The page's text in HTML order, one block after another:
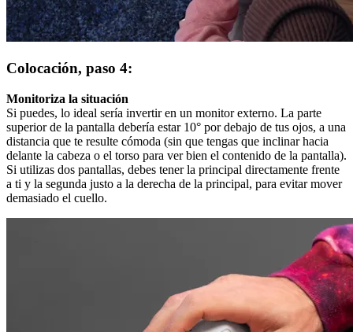
Colocación, paso 4:
Monitoriza la situación
Si puedes, lo ideal sería invertir en un monitor externo. La parte
superior de la pantalla debería estar 10° por debajo de tus ojos, a una
distancia que te resulte cómoda (sin que tengas que inclinar hacia
delante la cabeza o el torso para ver bien el contenido de la pantalla).
Si utilizas dos pantallas, debes tener la principal directamente frente
a ti y la segunda justo a la derecha de la principal, para evitar mover
demasiado el cuello.